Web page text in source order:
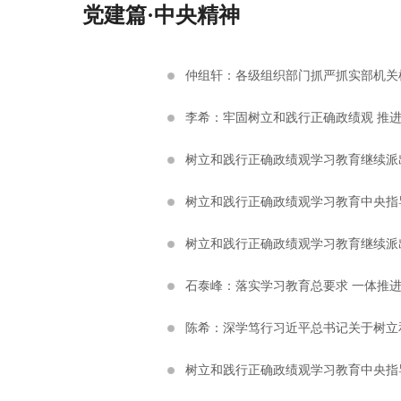
党建篇·中央精神
仲组轩：各级组织部门抓严抓实部机
李希：牢固树立和践行正确政绩观 推
树立和践行正确政绩观学习教育继续
树立和践行正确政绩观学习教育中央
树立和践行正确政绩观学习教育继续
石泰峰：落实学习教育总要求 一体推
陈希：深学笃行习近平总书记关于树
树立和践行正确政绩观学习教育中央